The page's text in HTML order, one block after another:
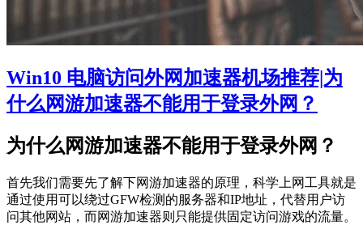
Win10 电脑访问外网加速器机场推荐|为
什么网游加速器不能用于登录外网？
为什么网游加速器不能用于登录外网？
首先我们需要先了解下网游加速器的原理，科学上网工具就是
通过使用可以绕过GFW检测的服务器和IP地址，代替用户访
问其他网站，而网游加速器则只能提供固定访问游戏的流量。